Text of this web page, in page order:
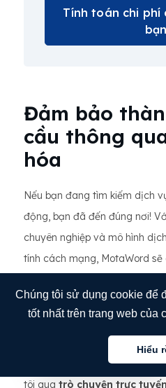
Chúng tôi sử dụng cookie để
tốt nhất trên trang web của
Hiểu
Tính toán chi phí
bạn
Đảm bảo
cầu thông
hóa
Nếu bạn đang tìm kiếm dịch
động, bạn đã đến đúng nơi!
chuyên nghiệp và mô hình
tính cách mạng, MotaWord
thuật ứng dụng ở mức thấp.
cách bản địa hóa ứng dụng
lòng gửi email cho chúng tôi
info@motaword.com hoặc trò
tôi qua trò chuyện trực
Tiếng việt